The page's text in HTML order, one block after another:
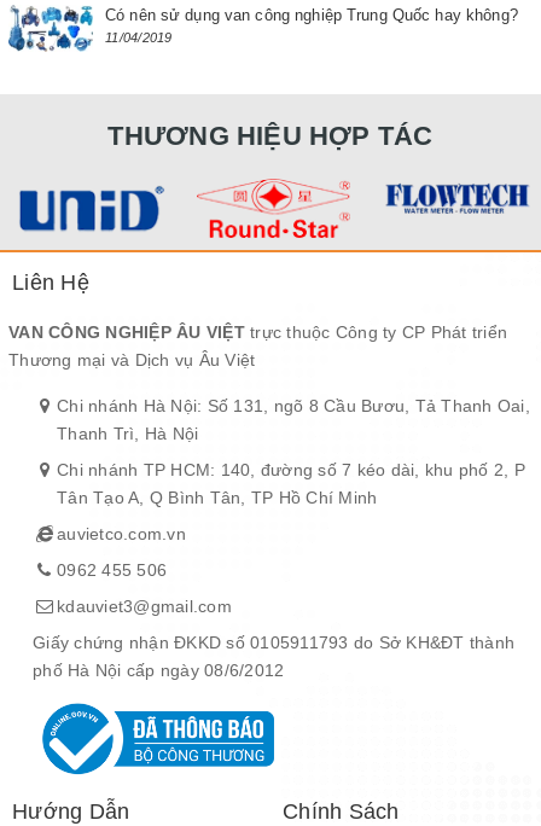
Có nên sử dụng van công nghiệp Trung Quốc hay không?
11/04/2019
THƯƠNG HIỆU HỢP TÁC
Liên Hệ
VAN CÔNG NGHIỆP ÂU VIỆTtrực thuộc Công ty CP Phát triển
Thương mại và Dịch vụ Âu Việt
Chi nhánh Hà Nội: Số 131, ngõ 8 Cầu Bươu, Tả Thanh Oai,
Thanh Trì, Hà Nội
Chi nhánh TP HCM: 140, đường số 7 kéo dài, khu phố 2, P
Tân Tạo A, Q Bình Tân, TP Hồ Chí Minh
auvietco.com.vn
0962 455 506
kdauviet3@gmail.com
Giấy chứng nhận ĐKKD số 0105911793 do Sở KH&ĐT thành
phố Hà Nội cấp ngày 08/6/2012
Hướng Dẫn Chính Sách